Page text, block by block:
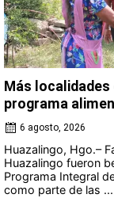
Más localidades
programa
6 agosto, 2026
Huazalingo, Hgo.–
Huazalingo fueron
Programa Integral
como parte de las ...